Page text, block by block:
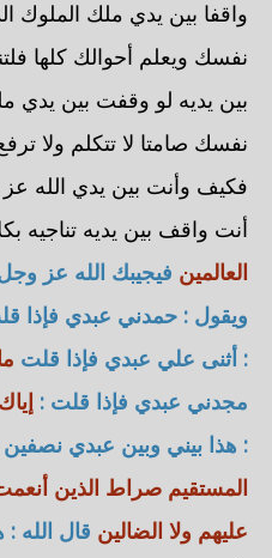
واقفا بين يدي ملك الملوك
نفسك ويعلم أحوالك كلها
بين يديه لو وقفت بين يدي
نفسك صامتا لا تتكلم ولا
فكيف وأنت بين يدي الله
أنت واقف بين يديه تناجيه
العالمين فيجيبك الله عز
ويقول : حمدني عبدي فإذا
: أثنى علي عبدي فإذا قلت
مجدني عبدي فإذا قلت :
: هذا بيني وبين عبدي
المستقيم صراط الذين
عليهم ولا الضالين قال الله